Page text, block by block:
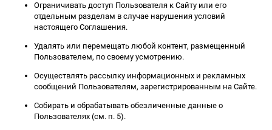
Ограничивать доступ Пользователя к Сайту или его
отдельным разделам в случае нарушения условий
настоящего Соглашения.
Удалять или перемещать любой контент, размещенный
Пользователем, по своему усмотрению.
Осуществлять рассылку информационных и рекламных
сообщений Пользователям, зарегистрированным на Сайте.
Собирать и обрабатывать обезличенные данные о
Пользователях (см. п. 5).